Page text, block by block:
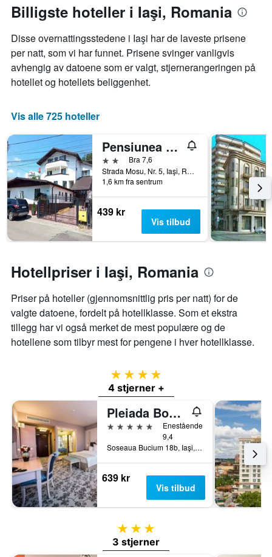
akse
viser
på
et
rom
denne
helgen
siste
3
dagene
oppholdet
Diagrammets
X-
akse
viser
antall
dager
Diagrammets
1
Y-
akse
viser
gjennomsnittsprisen
på
et
rom
Billigste hoteller i Iaşi, Romania
Disse overnattingsstedene i Iaşi har de laveste prisene
per natt, som vi har funnet. Prisene svinger vanligvis
avhengig av datoene som er valgt, stjernerangeringen på
hotellet og hotellets beliggenhet.
Vis alle 725 hoteller
Pensiunea Marcello
2 stjernerBra 7,6
Strada Mosu, Nr. 5, Iaşi, Romania
1,6 km fra sentrum
439 kr
Vis tilbud
Hotellpriser i Iaşi, Romania
Priser på hoteller (gjennomsnittlig pris per natt) for de
valgte datoene, fordelt på hotellklasse. Som et ekstra
tillegg har vi også merket de mest populære og de
hotellene som tilbyr mest for pengene i hver hotellklasse.
4 stjerner
4 stjerner +
Pleiada Boutique Hotel & Spa
5 stjerner
Enestående
9,4
Soseaua Bucium 18b, Iaşi, Romania
639 kr
Vis tilbud
3 stjerner
3 stjerner